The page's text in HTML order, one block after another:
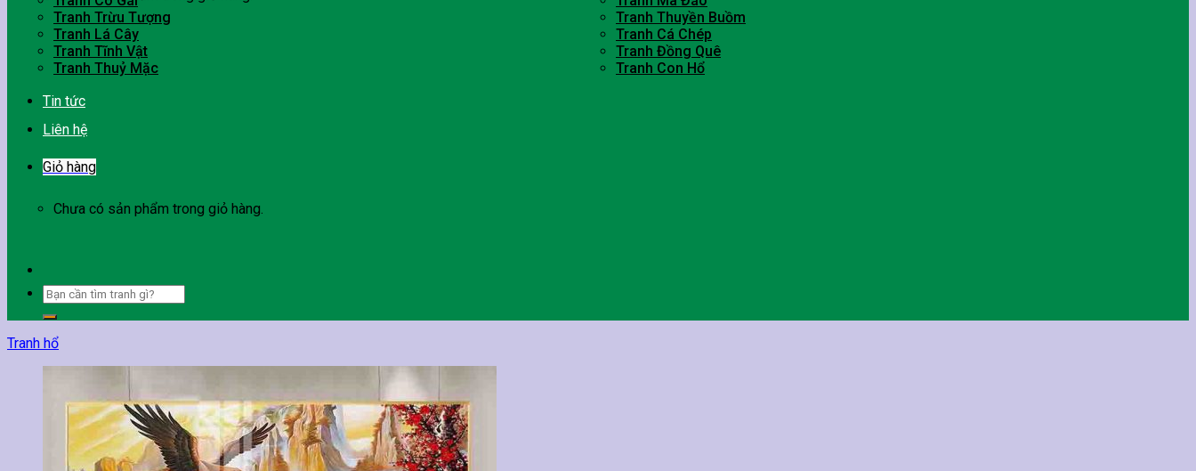
Tranh Trừu Tượng
Tranh Thuyền Buồm
Tranh Lá Cây
Tranh Cá Chép
Tranh Tĩnh Vật
Tranh Đồng Quê
Tranh Thuỷ Mặc
Tranh Con Hổ
Tin tức
Liên hệ
Giỏ hàng
Chưa có sản phẩm trong giỏ hàng.
Tìm
kiếm:
Tranh hổ